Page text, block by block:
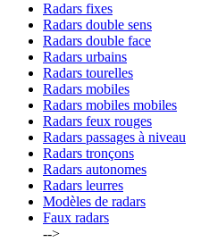
Radars fixes
Radars double sens
Radars double face
Radars urbains
Radars tourelles
Radars mobiles
Radars mobiles mobiles
Radars feux rouges
Radars passages à niveau
Radars tronçons
Radars autonomes
Radars leurres
Modèles de radars
Faux radars
-->